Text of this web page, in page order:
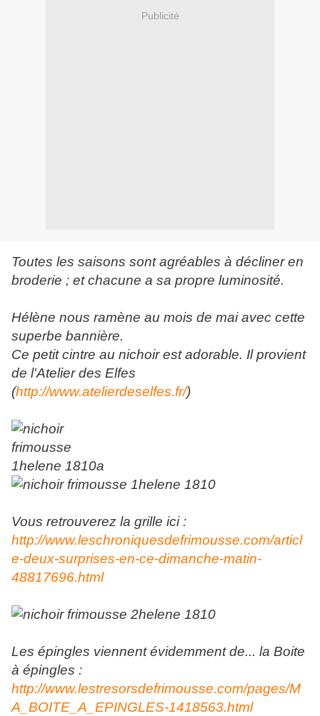
Publicité
Toutes les saisons sont agréables à décliner en
broderie ; et chacune a sa propre luminosité.
Hélène nous ramène au mois de mai avec cette
superbe bannière.
Ce petit cintre au nichoir est adorable. Il provient
de l'Atelier des Elfes
(http://www.atelierdeselfes.fr/)
Vous retrouverez la grille ici :
http://www.leschroniquesdefrimousse.com/articl
e-deux-surprises-en-ce-dimanche-matin-
48817696.html
Les épingles viennent évidemment de... la Boite
à épingles :
http://www.lestresorsdefrimousse.com/pages/M
A_BOITE_A_EPINGLES-1418563.html